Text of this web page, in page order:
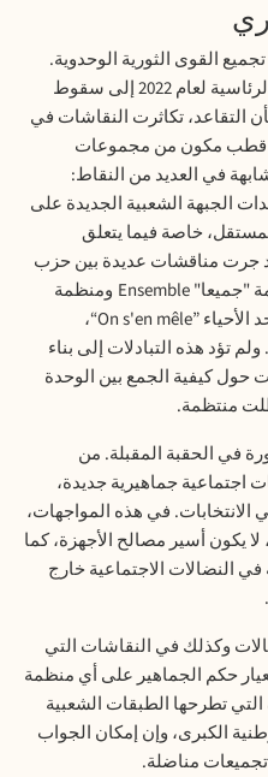
القوى الثورية الوحدوية.
في الدورة الممتدة من الانتخابات الرئاسية لعام 2022 إلى سقوط
التقاعد، تكاثرت النقاشات في
قطب مكون من مجموعات
في العديد من النقاط:
الجبهة الشعبية الجديدة على
خاصة فيما يتعلق
جرت مناقشات عديدة بين حزب
"جميعا"Ensemble ومنظمة
الأحياء”On s'en mêle“
،
تؤد هذه التبادلات إلى بناء
حول كيفية الجمع بين الوحدة
ظلت منتظمة.
في الحقبة المقبلة. من
اجتماعية جماهيرية جديدة،
الانتخابات. في هذه المواجهات،
يكون أسير مصالح الأجهزة، كما
النضالات الاجتماعية خارج
.
وكذلك في النقاشات التي
حكم الجماهير على أي منظمة
التي تطرحها الطبقات الشعبية
الكبرى، وإن إمكان الجواب
تجميعات مناضلة.